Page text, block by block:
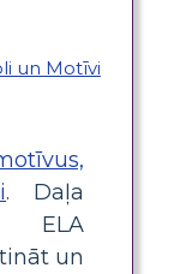
. Daļa
ELA
un